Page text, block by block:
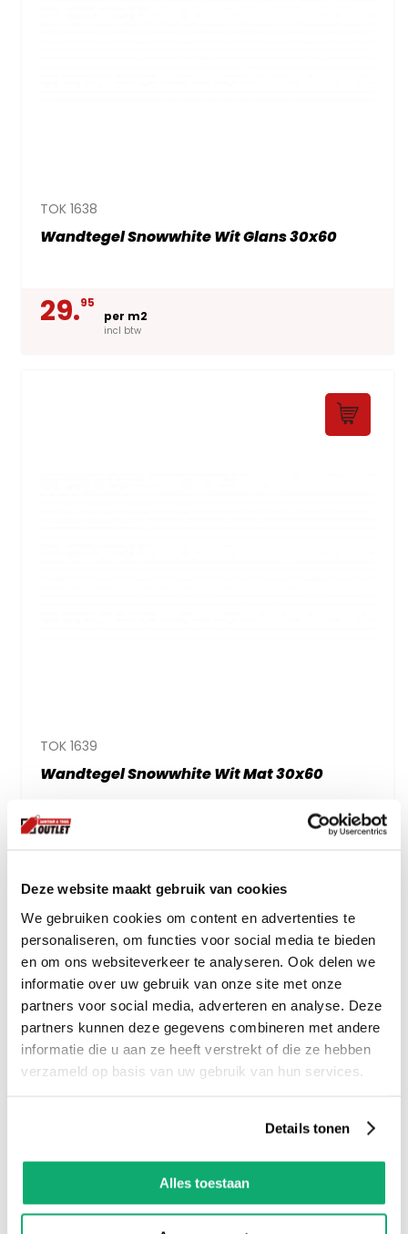
Deze website maakt gebruik van cookies
We gebruiken cookies om content en advertenties te
personaliseren, om functies voor social media te bieden
en om ons websiteverkeer te analyseren. Ook delen we
informatie over uw gebruik van onze site met onze
partners voor social media, adverteren en analyse. Deze
partners kunnen deze gegevens combineren met andere
informatie die u aan ze heeft verstrekt of die ze hebben
verzameld op basis van uw gebruik van hun services.
Details tonen
Alles toestaan
TOK 1638
Wandtegel Snowwhite Wit Glans 30x60
29.95
per m2
incl btw
TOK 1639
Wandtegel Snowwhite Wit Mat 30x60